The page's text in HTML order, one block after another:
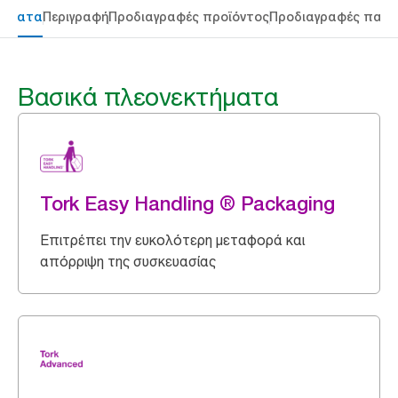
ΠεριγραφήΠροδιαγραφές προϊόντοςΠροδιαγραφές
Βασικά πλεονεκτήματα
Tork Easy Handling ® Packaging
Επιτρέπει την ευκολότερη μεταφορά και
απόρριψη της συσκευασίας